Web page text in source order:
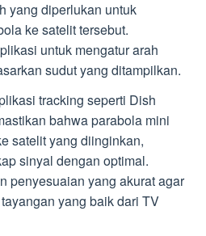
yang diperlukan untuk
ke satelit tersebut.
untuk mengatur arah
sudut yang ditampilkan.
tracking seperti Dish
bahwa parabola mini
satelit yang diinginkan,
sinyal dengan optimal.
penyesuaian yang akurat agar
yang baik dari TV